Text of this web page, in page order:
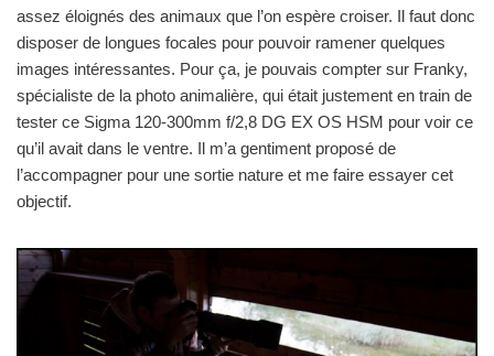
assez éloignés des animaux que l’on espère croiser. Il faut donc
disposer de longues focales pour pouvoir ramener quelques
images intéressantes. Pour ça, je pouvais compter sur Franky,
spécialiste de la photo animalière, qui était justement en train de
tester ce Sigma 120-300mm f/2,8 DG EX OS HSM pour voir ce
qu’il avait dans le ventre. Il m’a gentiment proposé de
l’accompagner pour une sortie nature et me faire essayer cet
objectif.